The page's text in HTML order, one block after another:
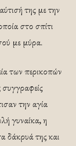
της με την
στο σπίτι
με μύρα.
των περικοπών
την αγία
γυναίκα, η
δάκρυά της και